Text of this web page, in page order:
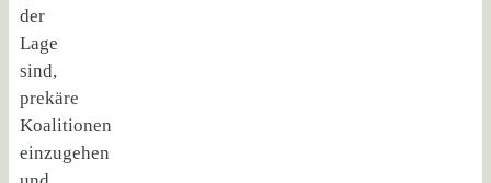
der
Lage
sind,
prekäre
Koalitionen
einzugehen